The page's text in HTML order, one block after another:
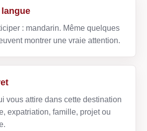
: mandarin. Même quelques
montrer une vraie attention.
vous attire dans cette destination
expatriation, famille, projet ou